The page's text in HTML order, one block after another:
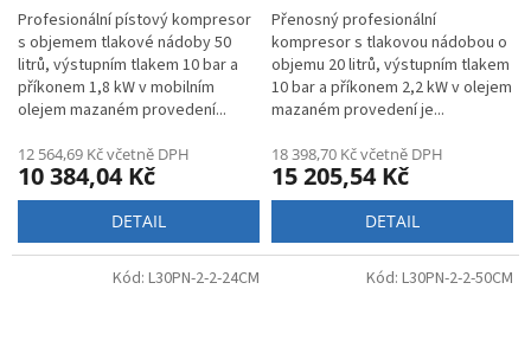
Profesionální pístový kompresor
s objemem tlakové nádoby 50
litrů, výstupním tlakem 10 bar a
příkonem 1,8 kW v mobilním
olejem mazaném provedení...
12 564,69 Kč včetně DPH
10 384,04 Kč
DETAIL
Přenosný profesionální
kompresor s tlakovou nádobou o
objemu 20 litrů, výstupním tlakem
10 bar a příkonem 2,2 kW v olejem
mazaném provedení je...
18 398,70 Kč včetně DPH
15 205,54 Kč
DETAIL
Kód: L30PN-2-2-24CM Kód: L30PN-2-2-50CM